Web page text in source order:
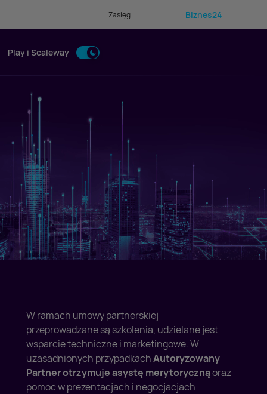
Zasięg Biznes24
Play i Scaleway
W ramach umowy partnerskiej
przeprowadzane są szkolenia, udzielane jest
wsparcie techniczne i marketingowe. W
uzasadnionych przypadkachAutoryzowany
Partner otrzymuje asystę merytorycznąoraz
pomoc w prezentacjach i negocjacjach